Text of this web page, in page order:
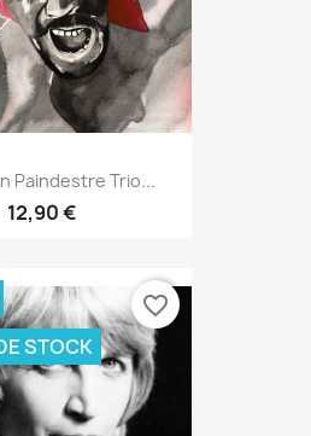
Paindestre Trio...
12,90 €
STOCK
favorite_border